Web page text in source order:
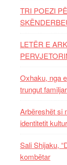
TRI POEZI
LETËR E
Oxhaku, nga
trungut familjar
Arbëreshët si
identitetit
Sali Shijaku,
kombëtar